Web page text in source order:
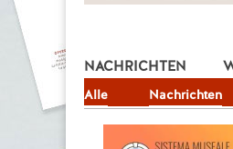
NACHRICHTEN
Alle Nachrichten
JOB